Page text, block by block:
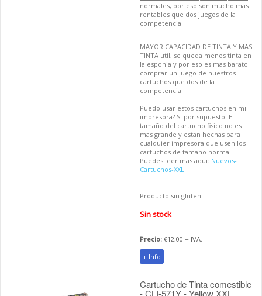
normales, por eso son mucho mas
rentables que dos juegos de la
competencia.
MAYOR CAPACIDAD DE TINTA Y MAS
TINTA util, se queda menos tinta en
la esponja y por eso es mas barato
comprar un juego de nuestros
cartuchos que dos de la
competencia.
Puedo usar estos cartuchos en mi
impresora? Si por supuesto. El
tamaño del cartucho fisico no es
mas grande y estan hechas para
cualquier impresora que usen los
cartuchos de tamaño normal.
Puedes leer mas aqui: Nuevos-
Cartuchos-XXL
Producto sin gluten.
Sin stock
Precio: €12,00 + IVA.
+ Info
Cartucho de Tinta comestible
- CLI-571Y - Yellow XXL